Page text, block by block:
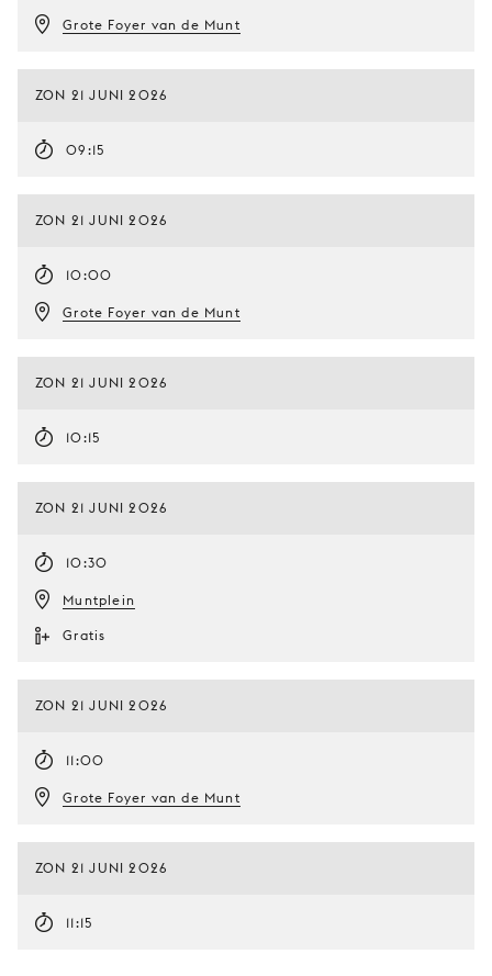
Grote Foyer van de Munt
ZON 21 JUNI 2026
09:15
ZON 21 JUNI 2026
10:00
Grote Foyer van de Munt
ZON 21 JUNI 2026
10:15
ZON 21 JUNI 2026
10:30
Muntplein
Gratis
ZON 21 JUNI 2026
11:00
Grote Foyer van de Munt
ZON 21 JUNI 2026
11:15